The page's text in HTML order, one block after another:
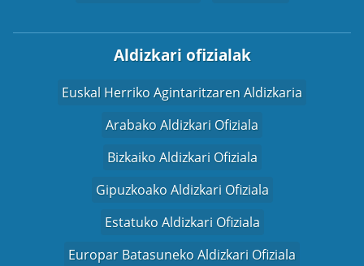
Aldizkari ofizialak
Euskal Herriko Agintaritzaren Aldizkaria
Arabako Aldizkari Ofiziala
Bizkaiko Aldizkari Ofiziala
Gipuzkoako Aldizkari Ofiziala
Estatuko Aldizkari Ofiziala
Europar Batasuneko Aldizkari Ofiziala